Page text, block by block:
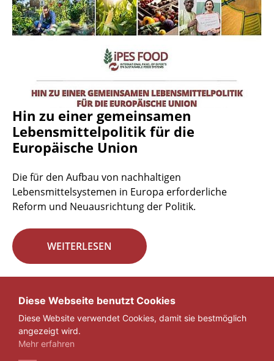
Hin zu einer gemeinsamen
Lebensmittelpolitik für die
Europäische Union
Die für den Aufbau von nachhaltigen
Lebensmittelsystemen in Europa erforderliche
Reform und Neuausrichtung der Politik.
WEITERLESEN
« 1 ... 27 28 29
Diese Webseite benutzt Cookies
Diese Website verwendet Cookies, damit sie bestmöglich
angezeigt wird.
Mehr erfahren